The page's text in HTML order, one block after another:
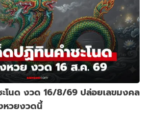
ะโนด งวด 16/8/69 ปล่อยเลขมงคล
หวยงวดนี้